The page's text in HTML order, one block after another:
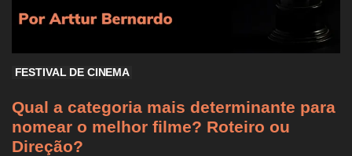
FESTIVAL DE CINEMA
Qual a categoria mais determinante para
nomear o melhor filme? Roteiro ou
Direção?